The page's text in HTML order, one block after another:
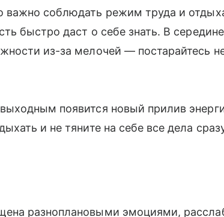
важно соблюдать режим труда и
быстро даст о себе знать. В
из-за мелочей — постарайтесь
появится новый прилив
и не тяните на себе все дела
разноплановыми эмоциями,